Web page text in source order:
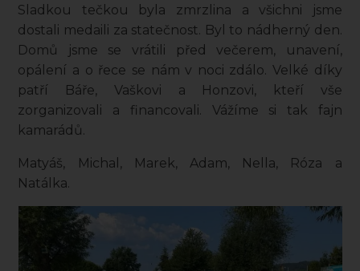
Sladkou tečkou byla zmrzlina a všichni jsme
dostali medaili za statečnost. Byl to nádherný den.
Domů jsme se vrátili před večerem, unavení,
opálení a o řece se nám v noci zdálo. Velké díky
patří Báře, Vaškovi a Honzovi, kteří vše
zorganizovali a financovali. Vážíme si tak fajn
kamarádů.
Matyáš, Michal, Marek, Adam, Nella, Róza a
Natálka.